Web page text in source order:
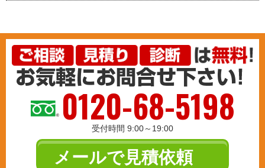
0120-68-5198
受付時間 9:00～19:00
メールで見積依頼